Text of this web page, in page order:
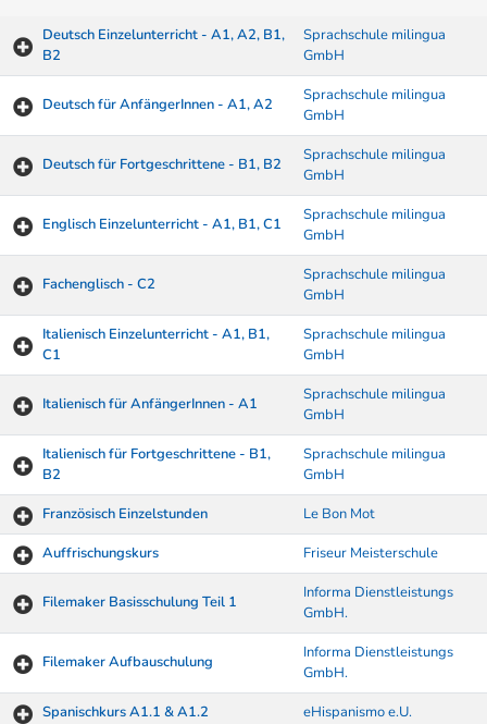
Deutsch Einzelunterricht - A1, A2, B1,
B2
Sprachschule milingua
GmbH
Deutsch für AnfängerInnen - A1, A2
Sprachschule milingua
GmbH
Deutsch für Fortgeschrittene - B1, B2
Sprachschule milingua
GmbH
Englisch Einzelunterricht - A1, B1, C1
Sprachschule milingua
GmbH
Fachenglisch - C2
Sprachschule milingua
GmbH
Italienisch Einzelunterricht - A1, B1,
C1
Sprachschule milingua
GmbH
Italienisch für AnfängerInnen - A1
Sprachschule milingua
GmbH
Italienisch für Fortgeschrittene - B1,
B2
Sprachschule milingua
GmbH
Französisch Einzelstunden
Le Bon Mot
Auffrischungskurs
Friseur Meisterschule
Filemaker Basisschulung Teil 1
Informa Dienstleistungs
GmbH.
Filemaker Aufbauschulung
Informa Dienstleistungs
GmbH.
Spanischkurs A1.1 & A1.2
eHispanismo e.U.